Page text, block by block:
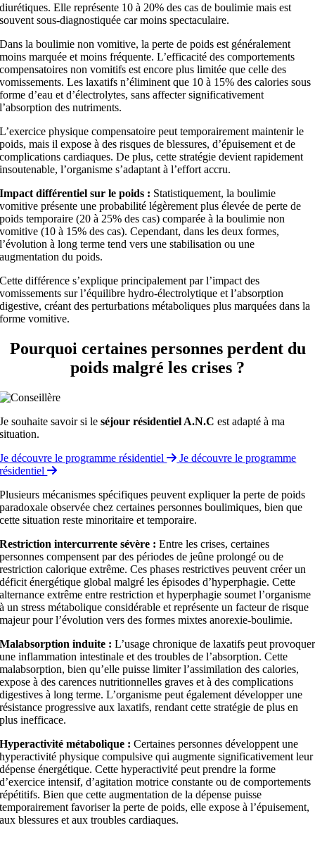
diurétiques. Elle représente 10 à 20% des cas de boulimie mais est
souvent sous-diagnostiquée car moins spectaculaire.
Dans la boulimie non vomitive, la perte de poids est généralement
moins marquée et moins fréquente. L’efficacité des comportements
compensatoires non vomitifs est encore plus limitée que celle des
vomissements. Les laxatifs n’éliminent que 10 à 15% des calories sous
forme d’eau et d’électrolytes, sans affecter significativement
l’absorption des nutriments.
L’exercice physique compensatoire peut temporairement maintenir le
poids, mais il expose à des risques de blessures, d’épuisement et de
complications cardiaques. De plus, cette stratégie devient rapidement
insoutenable, l’organisme s’adaptant à l’effort accru.
Impact différentiel sur le poids : Statistiquement, la boulimie
vomitive présente une probabilité légèrement plus élevée de perte de
poids temporaire (20 à 25% des cas) comparée à la boulimie non
vomitive (10 à 15% des cas). Cependant, dans les deux formes,
l’évolution à long terme tend vers une stabilisation ou une
augmentation du poids.
Cette différence s’explique principalement par l’impact des
vomissements sur l’équilibre hydro-électrolytique et l’absorption
digestive, créant des perturbations métaboliques plus marquées dans la
forme vomitive.
Pourquoi certaines personnes perdent du
poids malgré les crises ?
Je souhaite savoir si leséjour résidentiel A.N.C est adapté à ma
situation.
Je découvre le programme résidentiel
Je découvre le programme
résidentiel
Plusieurs mécanismes spécifiques peuvent expliquer la perte de poids
paradoxale observée chez certaines personnes boulimiques, bien que
cette situation reste minoritaire et temporaire.
Restriction intercurrente sévère : Entre les crises, certaines
personnes compensent par des périodes de jeûne prolongé ou de
restriction calorique extrême. Ces phases restrictives peuvent créer un
déficit énergétique global malgré les épisodes d’hyperphagie. Cette
alternance extrême entre restriction et hyperphagie soumet l’organisme
à un stress métabolique considérable et représente un facteur de risque
majeur pour l’évolution vers des formes mixtes anorexie-boulimie.
Malabsorption induite : L’usage chronique de laxatifs peut provoquer
une inflammation intestinale et des troubles de l’absorption. Cette
malabsorption, bien qu’elle puisse limiter l’assimilation des calories,
expose à des carences nutritionnelles graves et à des complications
digestives à long terme. L’organisme peut également développer une
résistance progressive aux laxatifs, rendant cette stratégie de plus en
plus inefficace.
Hyperactivité métabolique : Certaines personnes développent une
hyperactivité physique compulsive qui augmente significativement leur
dépense énergétique. Cette hyperactivité peut prendre la forme
d’exercice intensif, d’agitation motrice constante ou de comportements
répétitifs. Bien que cette augmentation de la dépense puisse
temporairement favoriser la perte de poids, elle expose à l’épuisement,
aux blessures et aux troubles cardiaques.